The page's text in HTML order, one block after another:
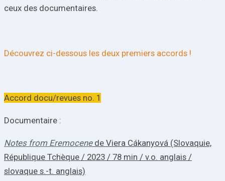
ceux des documentaires.
Découvrez ci-dessous les deux premiers accords !
Accord docu/revues no. 1
Documentaire :
Notes from Eremocene de Viera Cákanyová (Slovaquie,
République Tchèque / 2023 / 78 min / v.o. anglais /
slovaque s.-t. anglais)